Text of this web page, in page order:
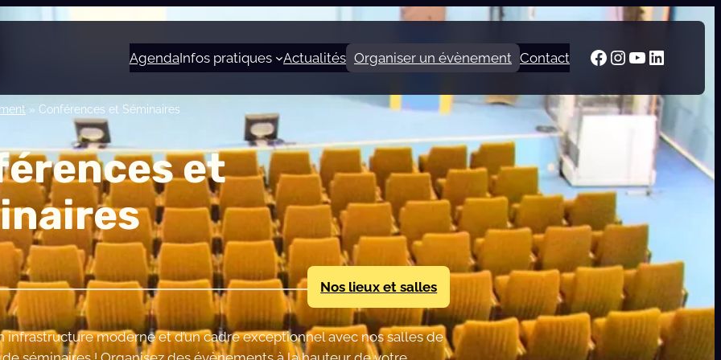
AgendaInfos pratiques Actualités Organiser un évènement Contact Facebook
Instagram
YouTube
LinkedIn
» Conférences et Séminaires
et
Nos lieux et salles
infrastructure moderne et d’un cadre exceptionnel avec nos salles de